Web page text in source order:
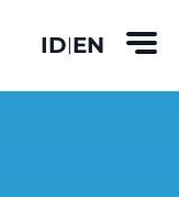
ID|EN